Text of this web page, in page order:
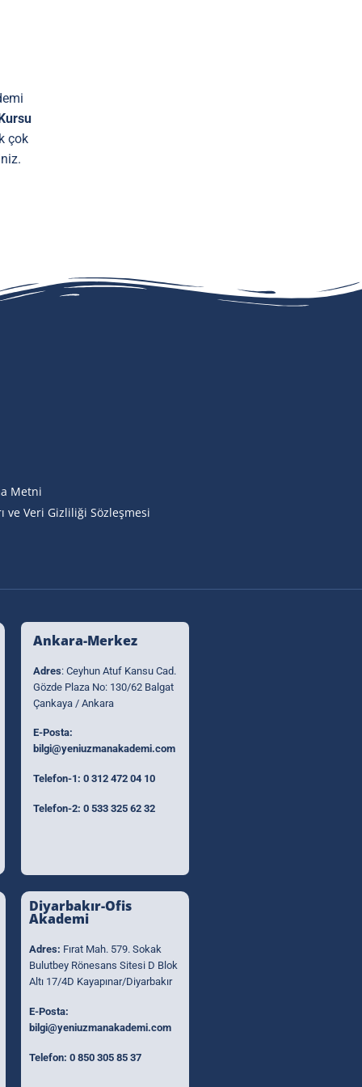
çok
Metni
ve Veri Gizliliği Sözleşmesi
Ankara-Merkez
Adres: Ceyhun Atuf Kansu Cad.
Gözde Plaza No: 130/62 Balgat
Çankaya / Ankara
E-Posta:
bilgi@yeniuzmanakademi.com
Telefon-1: 0 312 472 04 10
Telefon-2: 0 533 325 62 32
Diyarbakır-Ofis
Akademi
Adres: Fırat Mah. 579. Sokak
Bulutbey Rönesans Sitesi D Blok
Altı 17/4D Kayapınar/Diyarbakır
E-Posta:
bilgi@yeniuzmanakademi.com
Telefon: 0 850 305 85 37